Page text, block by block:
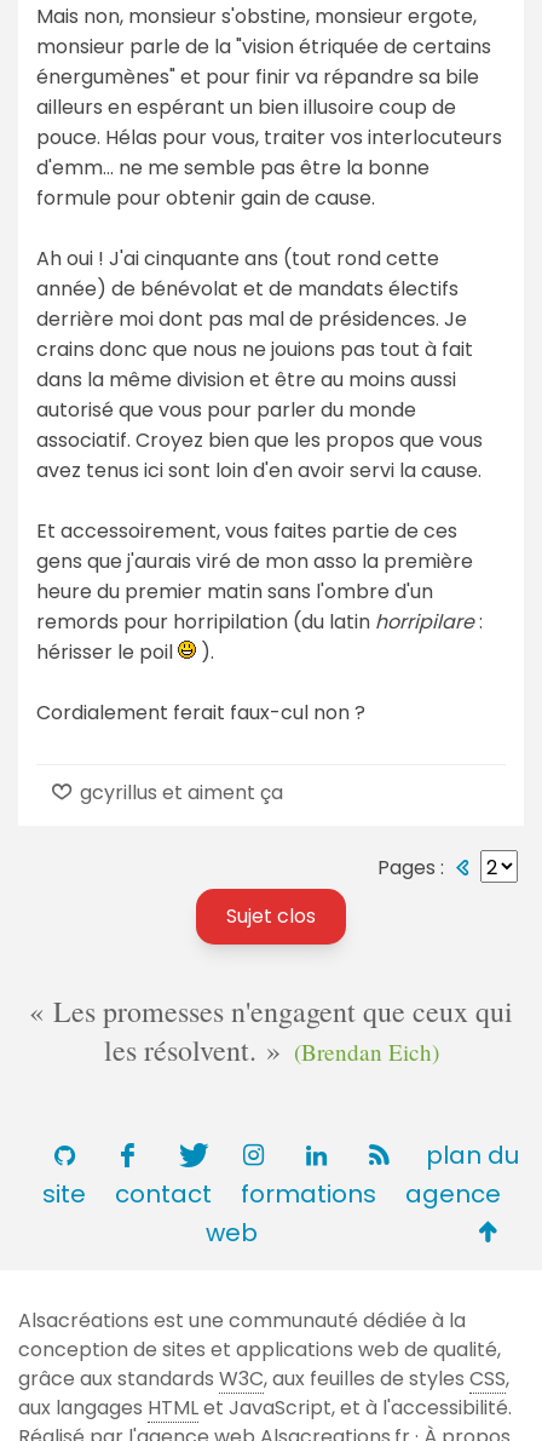
Mais non, monsieur s'obstine, monsieur ergote,
monsieur parle de la "vision étriquée de certains
énergumènes" et pour finir va répandre sa bile
ailleurs en espérant un bien illusoire coup de
pouce. Hélas pour vous, traiter vos interlocuteurs
d'emm... ne me semble pas être la bonne
formule pour obtenir gain de cause.
Ah oui ! J'ai cinquante ans (tout rond cette
année) de bénévolat et de mandats électifs
derrière moi dont pas mal de présidences. Je
crains donc que nous ne jouions pas tout à fait
dans la même division et être au moins aussi
autorisé que vous pour parler du monde
associatif. Croyez bien que les propos que vous
avez tenus ici sont loin d'en avoir servi la cause.
Et accessoirement, vous faites partie de ces
gens que j'aurais viré de mon asso la première
heure du premier matin sans l'ombre d'un
remords pour horripilation (du latin horripilare:
hérisser le poil
).
Cordialement ferait faux-cul non ?
gcyrillus et aiment ça
Pages :
Sujet clos
Les promesses n'engagent que ceux qui
les résolvent.
(Brendan Eich)
plan du
site
contact formations
agence
web
de
page
Alsacréations est une communauté dédiée à la
conception de sites et applications web de qualité,
grâce aux standards W3C, aux feuilles de styles CSS,
aux langages HTMLet JavaScript, et à l'accessibilité.